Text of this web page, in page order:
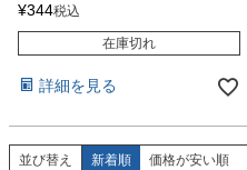
¥344税込
在庫切れ
詳細を見る
並び替え 新着順 価格が安い順